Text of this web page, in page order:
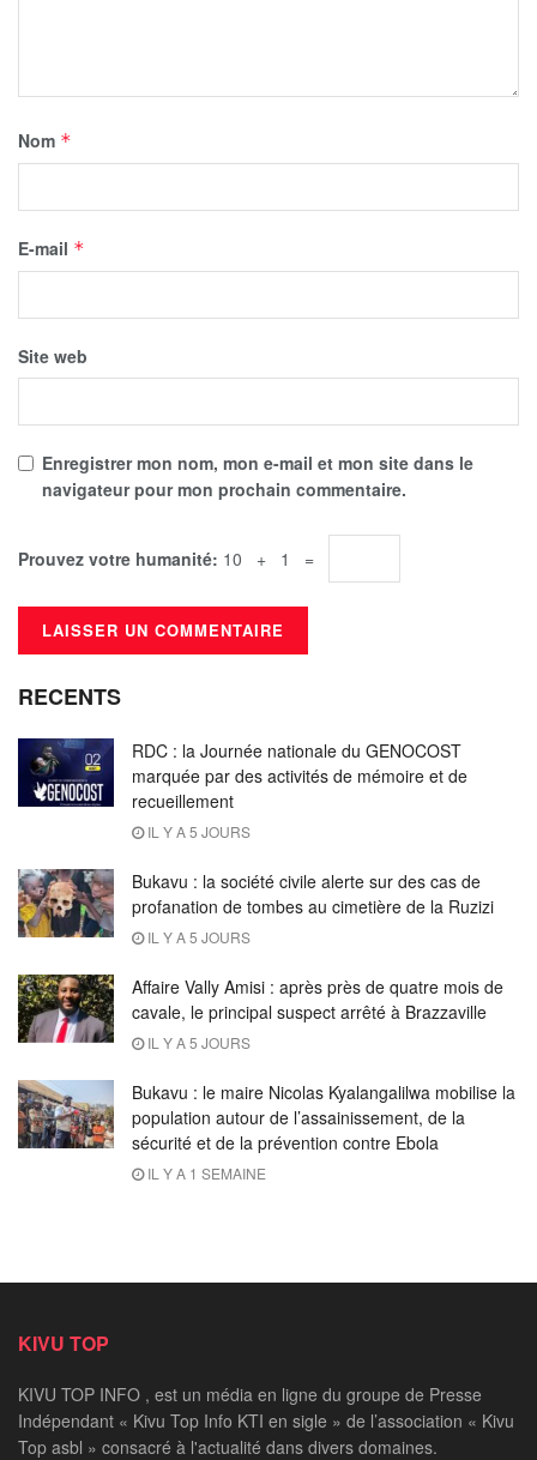
Nom *
E-mail *
Site web
Enregistrer mon nom, mon e-mail et mon site dans le
navigateur pour mon prochain commentaire.
Prouvez votre humanité: 10 + 1 =
RECENTS
RDC : la Journée nationale du GENOCOST
marquée par des activités de mémoire et de
recueillement
IL Y A 5 JOURS
Bukavu : la société civile alerte sur des cas de
profanation de tombes au cimetière de la Ruzizi
IL Y A 5 JOURS
Affaire Vally Amisi : après près de quatre mois de
cavale, le principal suspect arrêté à Brazzaville
IL Y A 5 JOURS
Bukavu : le maire Nicolas Kyalangalilwa mobilise la
population autour de l’assainissement, de la
sécurité et de la prévention contre Ebola
IL Y A 1 SEMAINE
KIVU TOP
KIVU TOP INFO , est un média en ligne du groupe de Presse
Indépendant « Kivu Top Info KTI en sigle » de l’association « Kivu
Top asbl » consacré à l'actualité dans divers domaines.